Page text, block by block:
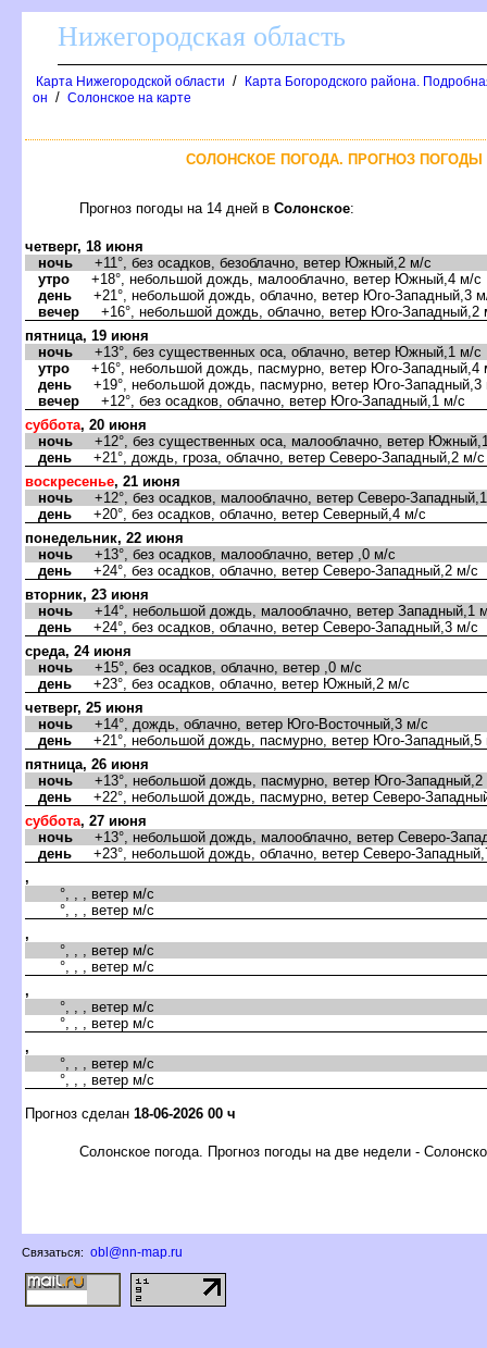
Нижегородская область
Карта Нижегородской области /
Карта Богородского района.
он / Солонское на карте
СОЛОНСКОЕ ПОГОДА. ПРОГНОЗ
Прогноз погоды на 14 дней Солонское:
четверг, 18 июня
ночь +11°, без осадков, безоблачно, ветер Южный,2 м/с
утро +18°, небольшой дождь, малооблачно, ветер Южный,4 м/с
день +21°, небольшой дождь, облачно, ветер Юго-Западный,3
ечер +16°, небольшой дождь, облачно, ветер Юго-Западный,2
пятница, 19 июня
ночь +13°, без существенных оса, облачно, ветер Южный,1 м/с
утро +16°, небольшой дождь, пасмурно, ветер Юго-Западный,4
день +19°, небольшой дождь, пасмурно, ветер Юго-Западный,3
ечер +12°, без осадков, облачно, ветер Юго-Западный,1 м/с
суббота, 20 июня
ночь +12°, без существенных оса, малооблачно, ветер
день +21°, дождь, гроза, облачно, ветер Северо-Западный,2 м/с
оскресенье, 21 июня
ночь +12°, без осадков, малооблачно, ветер Северо-
день +20°, без осадков, облачно, ветер Северный,4 м/с
понедельник, 22 июня
ночь +13°, без осадков, малооблачно, ветер ,0 м/с
день +24°, без осадков, облачно, ветер Северо-Западный,2 м/с
торник, 23 июня
ночь +14°, небольшой дождь, малооблачно, ветер Западный,1
день +24°, без осадков, облачно, ветер Северо-Западный,3 м/с
среда, 24 июня
ночь +15°, без осадков, облачно, ветер ,0 м/с
день +23°, без осадков, облачно, ветер Южный,2 м/с
четверг, 25 июня
ночь +14°, дождь, облачно, ветер Юго-Восточный,3 м/с
день +21°, небольшой дождь, пасмурно, ветер Юго-Западный,5
пятница, 26 июня
ночь +13°, небольшой дождь, пасмурно, ветер Юго-Западный,2
день +22°, небольшой дождь, пасмурно, ветер Северо-
суббота, 27 июня
ночь +13°, небольшой дождь, малооблачно, ветер Северо-
день +23°, небольшой дождь, облачно, ветер Северо-
,
°, , , ветер м/с
°, , , ветер м/с
,
°, , , ветер м/с
°, , , ветер м/с
,
°, , , ветер м/с
°, , , ветер м/с
,
°, , , ветер м/с
°, , , ветер м/с
Прогноз сделан 18-06-2026 00 ч
Солонское погода. Прогноз погоды на две недели -
Связаться: obl@nn-map.ru